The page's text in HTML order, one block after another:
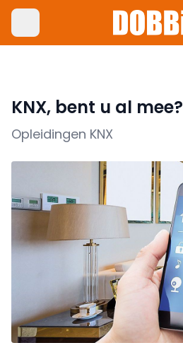
KNX, bent u al mee?
Opleidingen KNX